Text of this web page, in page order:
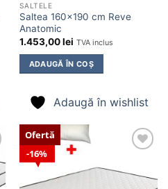
SALTELE
Saltea 160×190 cm Reve
Anatomic
1.453,00lei TVA inclus
ADAUGĂ ÎN COȘ
Adaugă în wishlist
16%
Ofertă
wishlist